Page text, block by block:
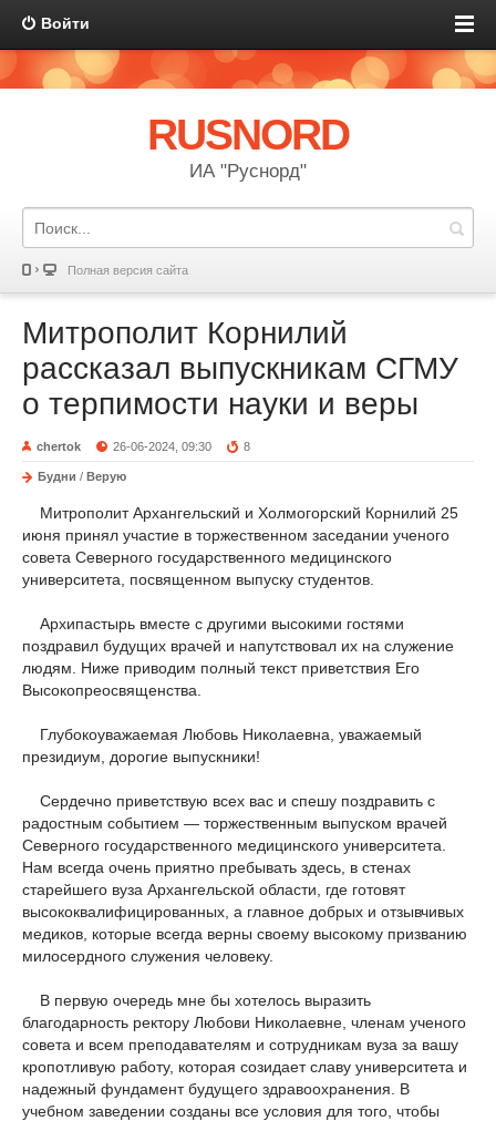
Войти
RUSNORD
ИА "Руснорд"
Полная версия сайта
Митрополит Корнилий
рассказал выпускникам СГМУ
о терпимости науки и веры
chertok 26-06-2024, 09:30 8
Будни / Верую
Митрополит Архангельский и Холмогорский Корнилий 25
июня принял участие в торжественном заседании ученого
совета Северного государственного медицинского
университета, посвященном выпуску студентов.
Архипастырь вместе с другими высокими гостями
поздравил будущих врачей и напутствовал их на служение
людям. Ниже приводим полный текст приветствия Его
Высокопреосвященства.
Глубокоуважаемая Любовь Николаевна, уважаемый
президиум, дорогие выпускники!
Сердечно приветствую всех вас и спешу поздравить с
радостным событием — торжественным выпуском врачей
Северного государственного медицинского университета.
Нам всегда очень приятно пребывать здесь, в стенах
старейшего вуза Архангельской области, где готовят
высококвалифицированных, а главное добрых и отзывчивых
медиков, которые всегда верны своему высокому призванию
милосердного служения человеку.
В первую очередь мне бы хотелось выразить
благодарность ректору Любови Николаевне, членам ученого
совета и всем преподавателям и сотрудникам вуза за вашу
кропотливую работу, которая созидает славу университета и
надежный фундамент будущего здравоохранения. В
учебном заведении созданы все условия для того, чтобы